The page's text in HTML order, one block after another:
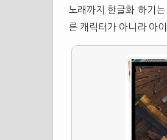
노래까지 한글화 하기
른 캐릭터가 아니라 아